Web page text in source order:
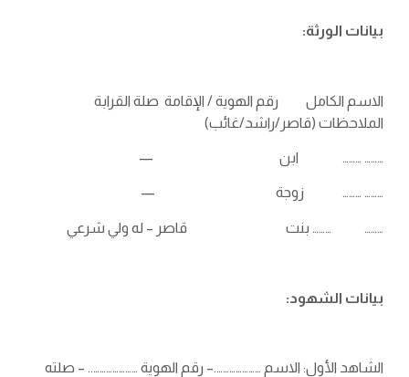
بيانات الورثة:
الاسم الكامل رقم الهوية / الإقامة صلة القرابة
الملاحظات (قاصر/راشد/غائب)
……… ……… ابن —
……… ……… زوجة —
……… ……… بنت قاصر – له ولي شرعي
بيانات الشهود:
الشاهد الأول: الاسم ………………….– رقم الهوية ………………….. – صلته